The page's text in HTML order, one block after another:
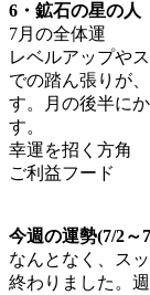
6・鉱石の星の人
7月の全体運
レベルアップや
での踏ん張りが
す。月の後半に
す。
幸運を招く方
ご利益フード
今週の運勢(7/2～
なんとなく、ス
終わりました。